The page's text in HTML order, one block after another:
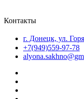
Контакты
г. Донецк, ул.
+7(949)559-97-78